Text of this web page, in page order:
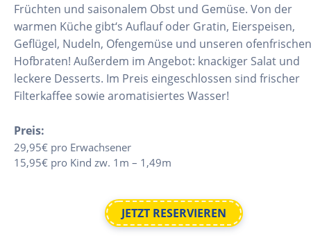
Früchten und saisonalem Obst und Gemüse. Von der
warmen Küche gibt‘s Auflauf oder Gratin, Eierspeisen,
Geflügel, Nudeln, Ofengemüse und unseren ofenfrischen
Hofbraten! Außerdem im Angebot: knackiger Salat und
leckere Desserts. Im Preis eingeschlossen sind frischer
Filterkaffee sowie aromatisiertes Wasser!
Preis:
29,95€ pro Erwachsener
15,95€ pro Kind zw. 1m – 1,49m
JETZT RESERVIEREN